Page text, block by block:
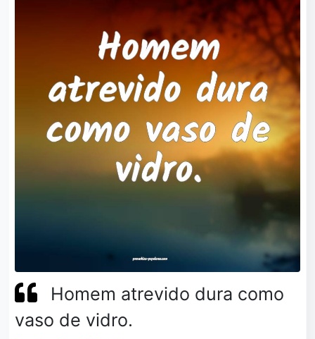
Homem atrevido dura como
vaso de vidro.